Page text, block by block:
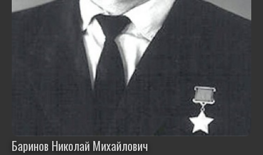
Баринов Николай Михайлович